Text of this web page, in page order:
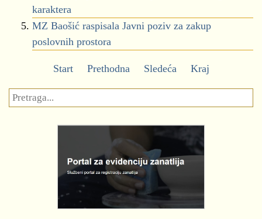
karaktera
MZ Baošić raspisala Javni poziv za zakup
poslovnih prostora
Start Prethodna Sledeća Kraj